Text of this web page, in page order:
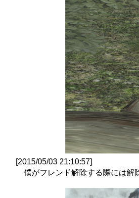
[2015/05/03 21:10:57]
僕がフレンド解除する際には解